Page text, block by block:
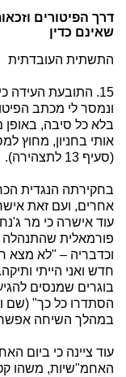
דרך הפיטורים
שאינם כדין
התשתית העובדתית
ונמסר לי מכתב
בלא כל סיבה,
אותי בחניון, מחוץ
(סעיף 13 לתצהירה).
בחקירתה הנגדית
עוד אישרה כי מר
פורמאלית שהתנהלה
וכדבריה – "לא מצא
חדש ואני הייתי
בוגרים שמנסים
במהלך השיחה
עוד ציינה כי ביום